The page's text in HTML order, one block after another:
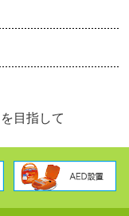
を目指して